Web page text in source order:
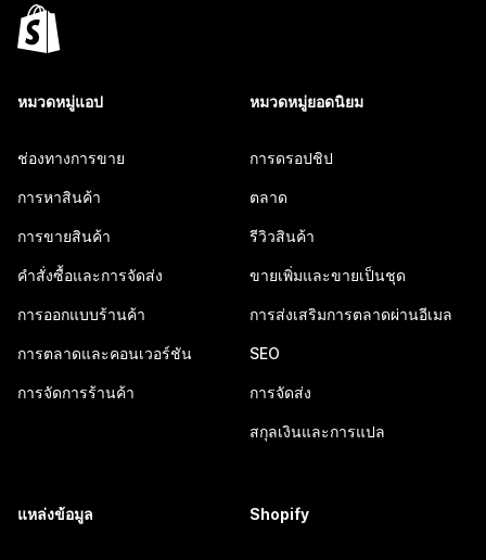
หมวดหมู่แอป
ช่องทางการขาย
การหาสินค้า
การขายสินค้า
คำสั่งซื้อและการจัดส่ง
การออกแบบร้านค้า
การตลาดและคอนเวอร์ชัน
การจัดการร้านค้า
หมวดหมู่ยอดนิยม
การดรอปชิป
ตลาด
รีวิวสินค้า
ขายเพิ่มและขายเป็นชุด
การส่งเสริมการตลาดผ่านอีเมล
SEO
การจัดส่ง
สกุลเงินและการแปล
แหล่งข้อมูล Shopify